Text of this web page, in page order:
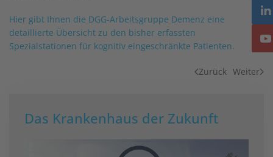
Hier gibt Ihnen die DGG-Arbeitsgruppe Demenz eine
detaillierte Übersicht zu den bisher erfassten
Spezialstationen für kognitiv eingeschränkte Patienten.
Zurück Weiter
Das Krankenhaus der Zukunft